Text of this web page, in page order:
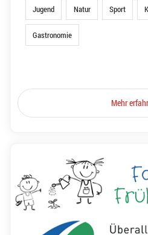
Jugend Natur Sport
Gastronomie
Mehr